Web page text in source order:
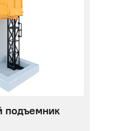
подъемник